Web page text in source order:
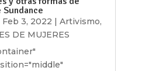
Feb 3, 2022 | Artivismo,
DE MUJERES